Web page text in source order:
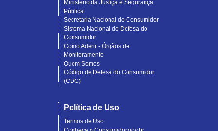
Ministério da Justiça e Segurança
Pública
Secretaria Nacional do Consumidor
Sistema Nacional de Defesa do
Consumidor
Como Aderir - Órgãos de
Monitoramento
Quem Somos
Código de Defesa do Consumidor
(CDC)
Política de Uso
Termos de Uso